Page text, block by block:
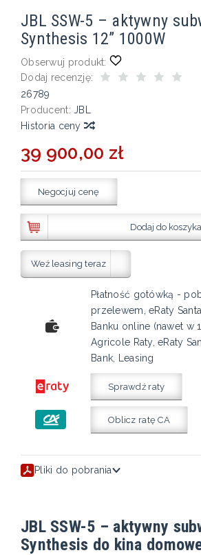
JBL SSW-5 – aktywny
Synthesis 12” 1000W
Obserwuj produkt:
Dodaj recenzję:
26789
Producent: JBL
Historia ceny
39 900,00 zł
Negocjuj cenę
Dodaj do koszyka
Weź leasing teraz
Płatność gotówką -
przelewem, eRaty
Banku online (nawet w
Agricole Raty, eRaty
Bank, Leasing
Sprawdź raty
Oblicz ratę CA
Pliki do pobrania
JBL SSW-5 – aktywny
Synthesis do kina